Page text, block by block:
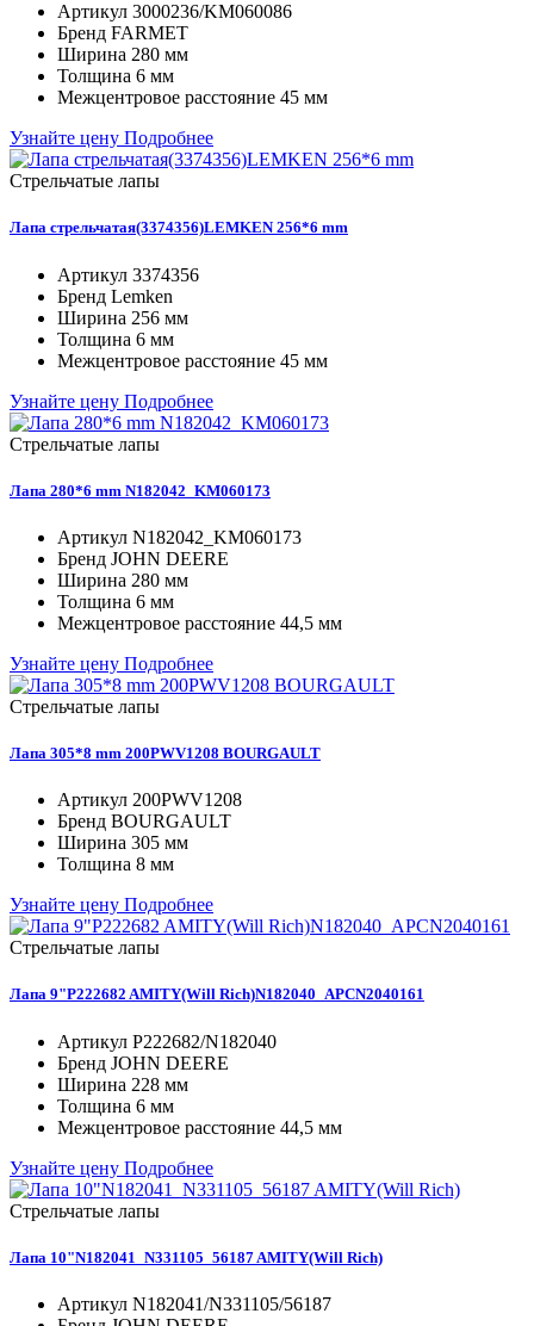
Артикул 3000236/KM060086
Бренд FARMET
Ширина 280 мм
Толщина 6 мм
Межцентровое расстояние 45 мм
Узнайте цену Подробнее
Стрельчатые лапы
Лапа стрельчатая(3374356)LEMKEN 256*6 mm
Артикул 3374356
Бренд Lemken
Ширина 256 мм
Толщина 6 мм
Межцентровое расстояние 45 мм
Узнайте цену Подробнее
Стрельчатые лапы
Лапа 280*6 mm N182042_KM060173
Артикул N182042_KM060173
Бренд JOHN DEERE
Ширина 280 мм
Толщина 6 мм
Межцентровое расстояние 44,5 мм
Узнайте цену Подробнее
Стрельчатые лапы
Лапа 305*8 mm 200PWV1208 BOURGAULT
Артикул 200PWV1208
Бренд BOURGAULT
Ширина 305 мм
Толщина 8 мм
Узнайте цену Подробнее
Стрельчатые лапы
Лапа 9"P222682 AMITY(Will Rich)N182040_APCN2040161
Артикул P222682/N182040
Бренд JOHN DEERE
Ширина 228 мм
Толщина 6 мм
Межцентровое расстояние 44,5 мм
Узнайте цену Подробнее
Стрельчатые лапы
Лапа 10"N182041_N331105_56187 AMITY(Will Rich)
Артикул N182041/N331105/56187